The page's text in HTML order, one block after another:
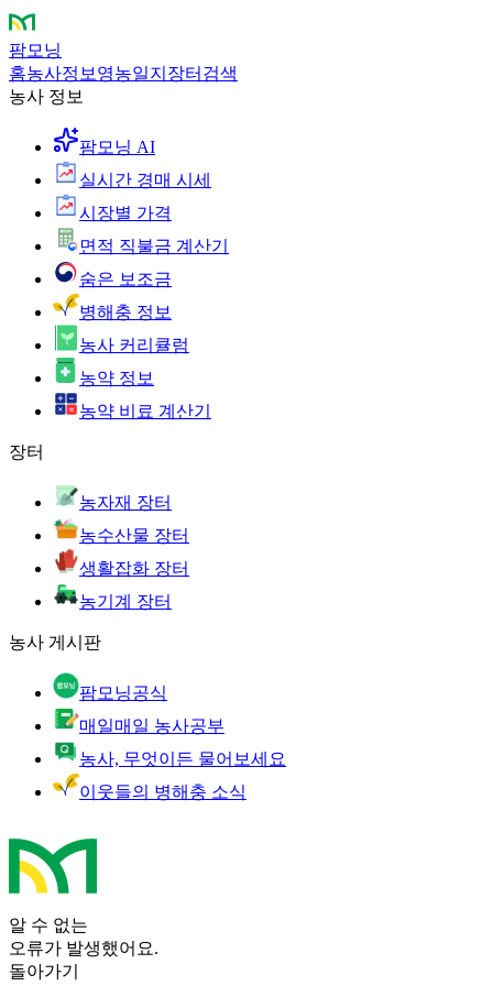
팜모닝
홈농사정보 영농일지 장터 검색
농사 정보
팜모닝 AI
실시간 경매 시세
시장별 가격
면적 직불금 계산기
숨은 보조금
병해충 정보
농사 커리큘럼
농약 정보
농약 비료 계산기
장터
농자재 장터
농수산물 장터
생활잡화 장터
농기계 장터
농사 게시판
팜모닝공식
매일매일 농사공부
농사, 무엇이든 물어보세요
이웃들의 병해충 소식
알 수 없는
오류가 발생했어요.
돌아가기